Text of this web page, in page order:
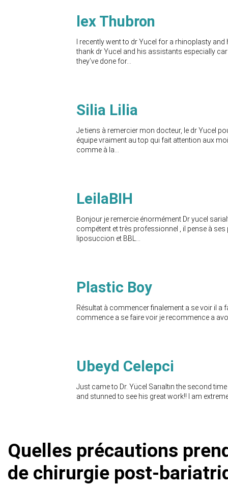
lex Thubron
I recently went to dr Yucel for a rhinoplasty and
thank dr Yucel and his assistants especially
they’ve done for...
Silia Lilia
Je tiens à remercier mon docteur, le dr Yucel
équipe vraiment au top qui fait attention aux
comme à la...
LeilaBIH
Bonjour je remercie énormément Dr yucel
compétent et très professionnel , il pense à ses
liposuccion et BBL...
Plastic Boy
Résultat à commencer finalement a se voir il a
commence a se faire voir je recommence a
Ubeyd Celepci
Just came to Dr. Yücel Sarıaltın the second
and stunned to see his great work!! I am
Quelles précautions
de chirurgie post-